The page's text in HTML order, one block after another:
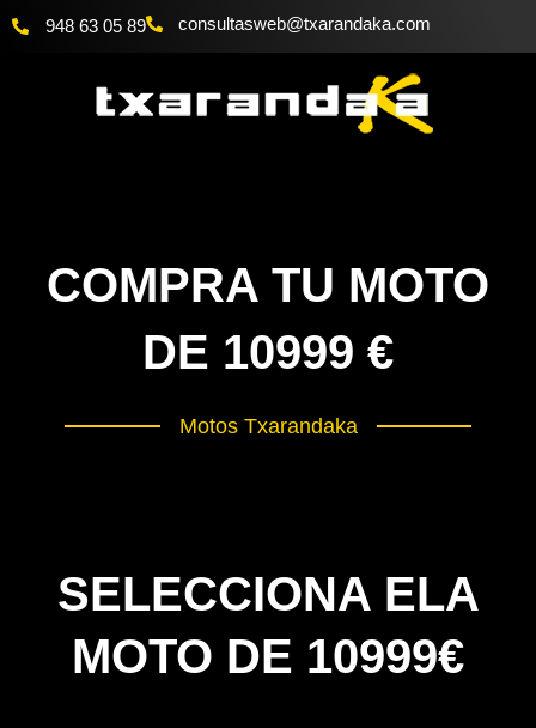
948 63 05 89 moc.akadnaraxt
@bewsatlusnoc
COMPRA TU MOTO
DE 10999 €
Motos Txarandaka
SELECCIONA ELA
MOTO DE 10999€